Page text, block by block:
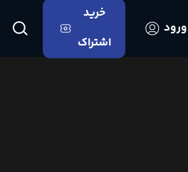
ورود
خرید
اشتراک